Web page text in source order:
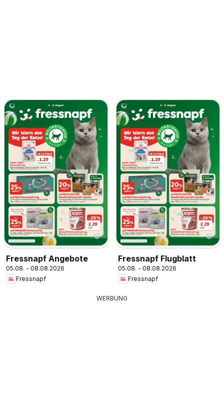
Fressnapf Angebote
05.08. - 08.08.2026
Fressnapf
Fressnapf Flugblatt
05.08. - 08.08.2026
Fressnapf
WERBUNG